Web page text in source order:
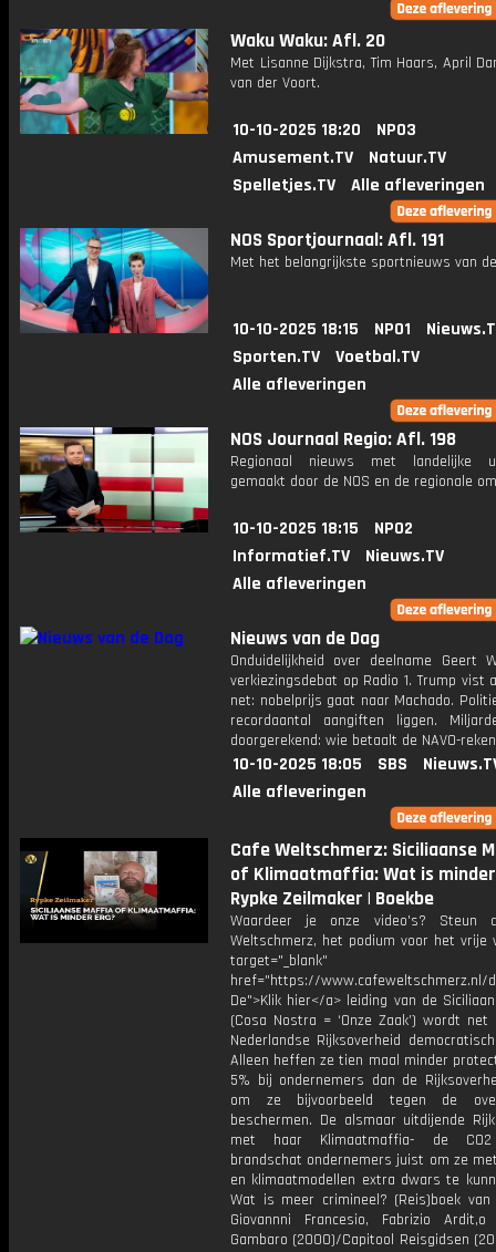
Waku Waku: Afl. 20
Met Lisanne Dijkstra, Tim Haars, April
van der Voort.
10-10-2025 18:20
NPO3
Amusement.TV
Natuur.TV
Spelletjes.TV
Alle afleveringen
NOS Sportjournaal: Afl. 191
Met het belangrijkste sportnieuws van
10-10-2025 18:15 NPO1
Sporten.TV
Voetbal.TV
Alle afleveringen
NOS Journaal Regio: Afl. 198
Regionaal nieuws met landelijke
gemaakt door de NOS en de regionale
10-10-2025 18:15
NPO2
Informatief.TV
Nieuws.TV
Alle afleveringen
Nieuws van de Dag
Onduidelijkheid over deelname Geert
verkiezingsdebat op Radio 1. Trump vist
net: nobelprijs gaat naar Machado.
recordaantal aangiften liggen.
doorgerekend: wie betaalt de NAVO-
10-10-2025 18:05 SBS
Alle afleveringen
Cafe Weltschmerz: Siciliaanse
of Klimaatmaffia: Wat is
Rypke Zeilmaker | Boekbe
Waardeer je onze video's? Steun
Weltschmerz, het podium voor het vrije
target="_blank"
href="https://www.cafeweltschmerz.nl/
De">Klik hier</a> leiding van de
(Cosa Nostra = ‘Onze Zaak’) wordt
Nederlandse Rijksoverheid
Alleen heffen ze tien maal minder
5% bij ondernemers dan de
om ze bijvoorbeeld tegen de
beschermen. De alsmaar uitdijende
met haar Klimaatmaffia- de
brandschat ondernemers juist om ze
en klimaatmodellen extra dwars te
Wat is meer crimineel? (Reis)boek
Giovannni Francesio, Fabrizio Ardit,o
Gambaro (2000)/Capitool Reisgidsen